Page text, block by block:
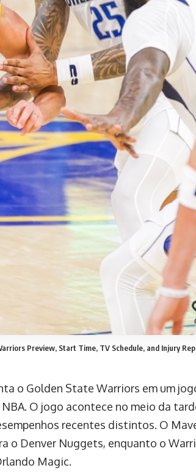
Preview, Start Time, TV Schedule, and Injury
o Golden State Warriors em um
O jogo acontece no meio da
recentes distintos. O
o Denver Nuggets, enquanto o
Magic.